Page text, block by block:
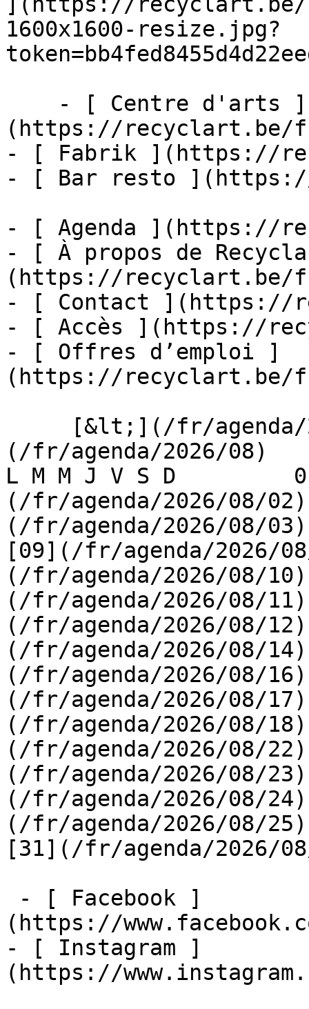
1600x1600-resize.jpg?
(https://recyclart.be/
- [ Fabrik ](https://
- [ Bar resto
- [ Agenda ](https://
- [ À propos de
(https://recyclart.be/
- [ Contact ](https://
- [ Accès ](https://
- [ Offres d’emploi ]
(https://recyclart.be/
(/fr/agenda/2026/08)
L M M J V S D
(/fr/agenda/2026/08/
(/fr/agenda/2026/08/
[09](/fr/agenda/2026/
(/fr/agenda/2026/08/
(/fr/agenda/2026/08/
(/fr/agenda/2026/08/
(/fr/agenda/2026/08/
(/fr/agenda/2026/08/
(/fr/agenda/2026/08/
(/fr/agenda/2026/08/
(/fr/agenda/2026/08/
(/fr/agenda/2026/08/
(/fr/agenda/2026/08/
(/fr/agenda/2026/08/
[31](/fr/agenda/
(https://
- [ Instagram ]
(https://